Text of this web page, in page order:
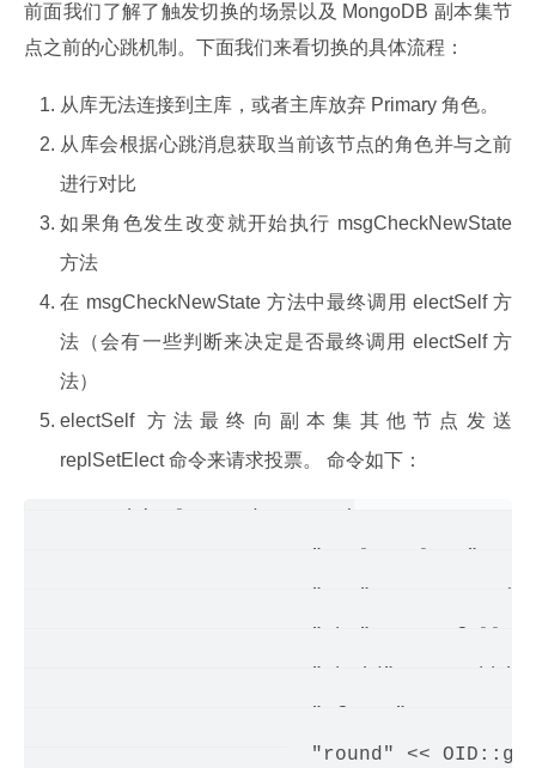
前面我们了解了触发切换的场景以及 MongoDB 副本集节
点之前的心跳机制。下面我们来看切换的具体流程：
从库无法连接到主库，或者主库放弃 Primary 角色。
从库会根据心跳消息获取当前该节点的角色并与之前
进行对比
如果角色发生改变就开始执行 msgCheckNewState
方法
在 msgCheckNewState 方法中最终调用 electSelf 方
法（会有一些判断来决定是否最终调用 electSelf 方
法）
electSelf 方法最终向副本集其他节点发送
replSetElect 命令来请求投票。 命令如下：
"round" <<